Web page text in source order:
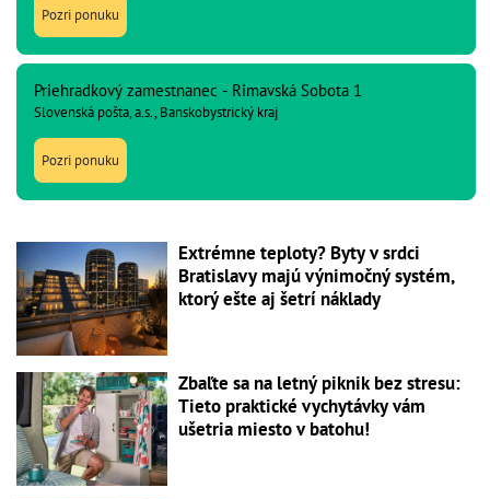
Pozri ponuku
Priehradkový zamestnanec - Rimavská Sobota 1
Slovenská pošta, a.s., Banskobystrický kraj
Pozri ponuku
Extrémne teploty? Byty v srdci
Bratislavy majú výnimočný systém,
ktorý ešte aj šetrí náklady
Zbaľte sa na letný piknik bez stresu:
Tieto praktické vychytávky vám
ušetria miesto v batohu!